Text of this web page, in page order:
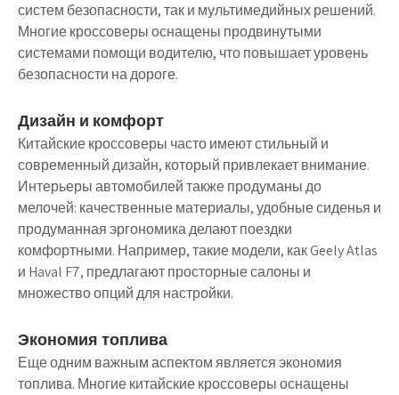
систем безопасности, так и мультимедийных решений.
Многие кроссоверы оснащены продвинутыми
системами помощи водителю, что повышает уровень
безопасности на дороге.
Дизайн и комфорт
Китайские кроссоверы часто имеют стильный и
современный дизайн, который привлекает внимание.
Интерьеры автомобилей также продуманы до
мелочей: качественные материалы, удобные сиденья и
продуманная эргономика делают поездки
комфортными. Например, такие модели, как Geely Atlas
и Haval F7, предлагают просторные салоны и
множество опций для настройки.
Экономия топлива
Еще одним важным аспектом является экономия
топлива. Многие китайские кроссоверы оснащены